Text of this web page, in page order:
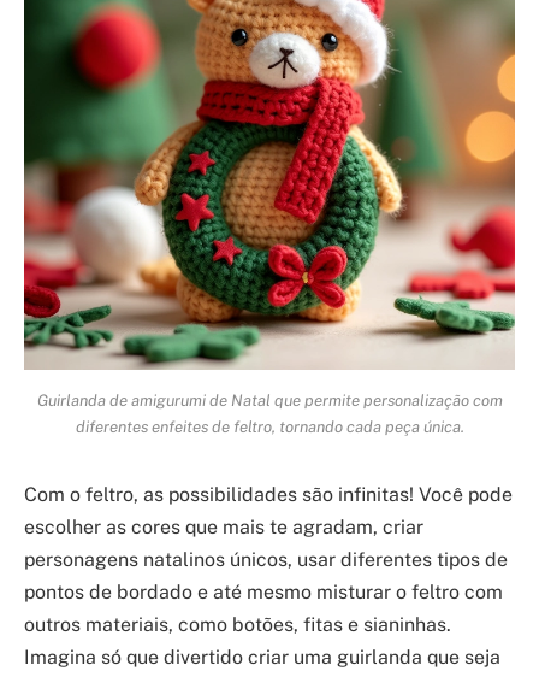
Guirlanda de amigurumi de Natal que permite personalização com
diferentes enfeites de feltro, tornando cada peça única.
Com o feltro, as possibilidades são infinitas! Você pode
escolher as cores que mais te agradam, criar
personagens natalinos únicos, usar diferentes tipos de
pontos de bordado e até mesmo misturar o feltro com
outros materiais, como botões, fitas e sianinhas.
Imagina só que divertido criar uma guirlanda que seja